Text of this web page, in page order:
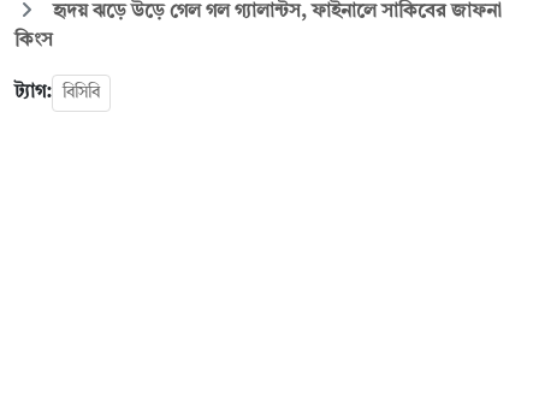
হৃদয় ঝড়ে উড়ে গেল গল গ্যালান্টস, ফাইনালে সাকিবের জাফনা
কিংস
ট্যাগ: বিসিবি